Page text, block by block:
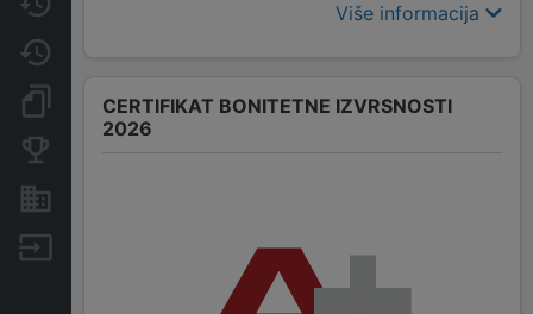
Promjene
Dokumenti i objave
Konkurentske tvrtke
Više informacija
CERTIFIKAT BONITETNE IZVRSNOSTI
2026